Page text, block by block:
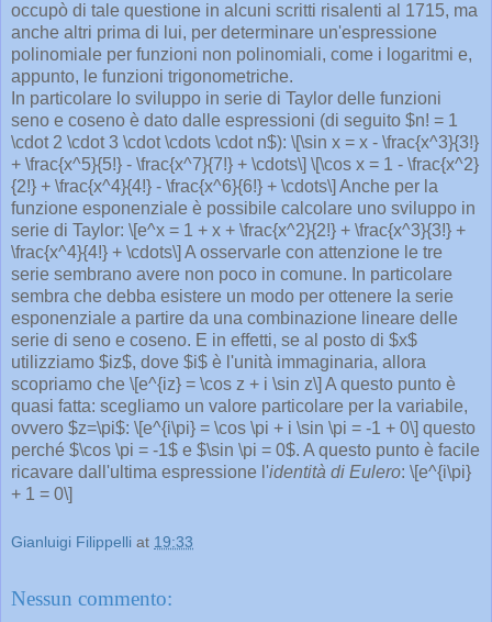
occupò di tale questione in alcuni scritti risalenti al 1715, ma
anche altri prima di lui, per determinare un'espressione
polinomiale per funzioni non polinomiali, come i logaritmi e,
appunto, le funzioni trigonometriche.
In particolare lo sviluppo in serie di Taylor delle funzioni
seno e coseno è dato dalle espressioni (di seguito $n! = 1
\cdot 2 \cdot 3 \cdot \cdots \cdot n$): \[\sin x = x - \frac{x^3}{3!}
+ \frac{x^5}{5!} - \frac{x^7}{7!} + \cdots\] \[\cos x = 1 - \frac{x^2}
{2!} + \frac{x^4}{4!} - \frac{x^6}{6!} + \cdots\] Anche per la
funzione esponenziale è possibile calcolare uno sviluppo in
serie di Taylor: \[e^x = 1 + x + \frac{x^2}{2!} + \frac{x^3}{3!} +
\frac{x^4}{4!} + \cdots\] A osservarle con attenzione le tre
serie sembrano avere non poco in comune. In particolare
sembra che debba esistere un modo per ottenere la serie
esponenziale a partire da una combinazione lineare delle
serie di seno e coseno. E in effetti, se al posto di $x$
utilizziamo $iz$, dove $i$ è l'unità immaginaria, allora
scopriamo che \[e^{iz} = \cos z + i \sin z\] A questo punto è
quasi fatta: scegliamo un valore particolare per la variabile,
ovvero $z=\pi$: \[e^{i\pi} = \cos \pi + i \sin \pi = -1 + 0\] questo
perché $\cos \pi = -1$ e $\sin \pi = 0$. A questo punto è facile
ricavare dall'ultima espressione l'identità di Eulero: \[e^{i\pi}
+ 1 = 0\]
Gianluigi Filippelli at 19:33
Nessun commento: